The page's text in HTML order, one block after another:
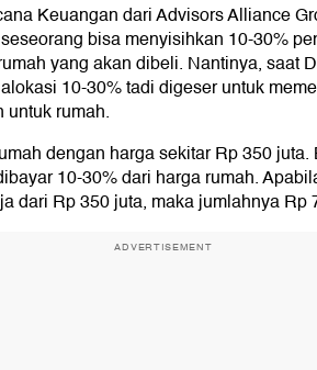
Keuangan dari Advisors Alliance
bisa menyisihkan 10-30%
yang akan dibeli. Nantinya, saat
10-30% tadi digeser untuk
rumah.
dengan harga sekitar Rp 350
10-30% dari harga rumah.
dari Rp 350 juta, maka jumlahnya Rp
ADVERTISEMENT